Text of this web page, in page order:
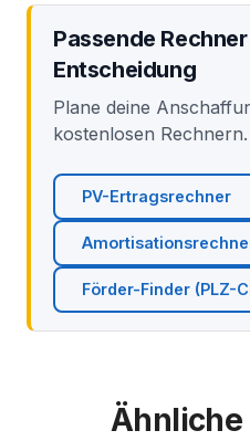
Passende
Entscheidung
Plane deine
kostenlosen Rechnern.
PV-Ertragsrechner
Förder-Finder (PLZ-
Ähnliche